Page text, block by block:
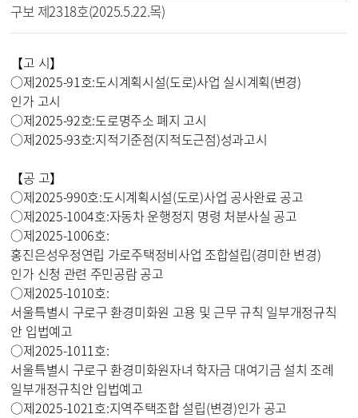
구보 제2318호(2025.5.22.목)
【고 시】
○제2025-91호:도시계획시설(도로)사업 실시계획(변경)
인가 고시
○제2025-92호:도로명주소 폐지 고시
○제2025-93호:지적기준점(지적도근점)성과고시
【공 고】
○제2025-990호:도시계획시설(도로)사업 공사완료 공고
○제2025-1004호:자동차 운행정지 명령 처분사실 공고
○제2025-1006호:
홍진은성우정연립 가로주택정비사업 조합설립(경미한 변경)
인가 신청 관련 주민공람 공고
○제2025-1010호:
서울특별시 구로구 환경미화원 고용 및 근무 규칙 일부개정규칙
안 입법예고
○제2025-1011호:
서울특별시 구로구 환경미화원자녀 학자금 대여기금 설치 조례
일부개정규칙안 입법예고
○제2025-1021호:지역주택조합 설립(변경)인가 공고